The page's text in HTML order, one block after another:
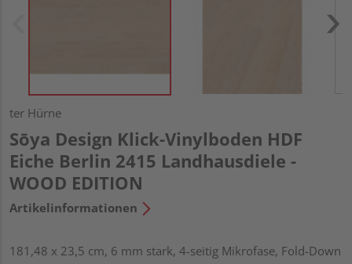
ter Hürne
Sōya Design Klick-Vinylboden HDF
Eiche Berlin 2415 Landhausdiele -
WOOD EDITION
Artikelinformationen
181,48 x 23,5 cm, 6 mm stark, 4-seitig Mikrofase, Fold-Down